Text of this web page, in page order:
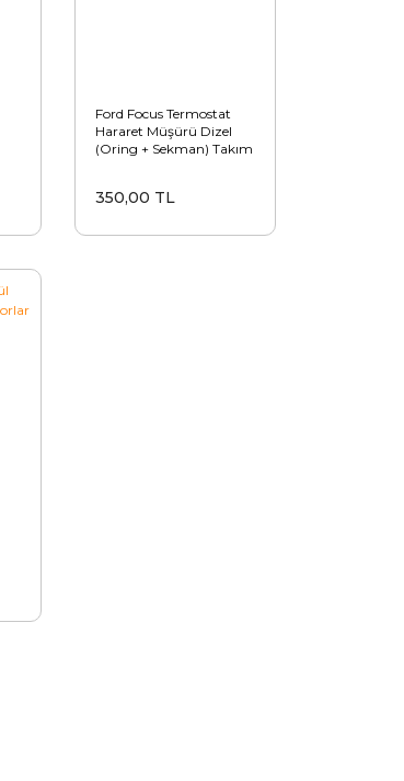
Ford Focus Termostat
Hararet Müşürü Dizel
(Oring + Sekman) Takım
350,00 TL